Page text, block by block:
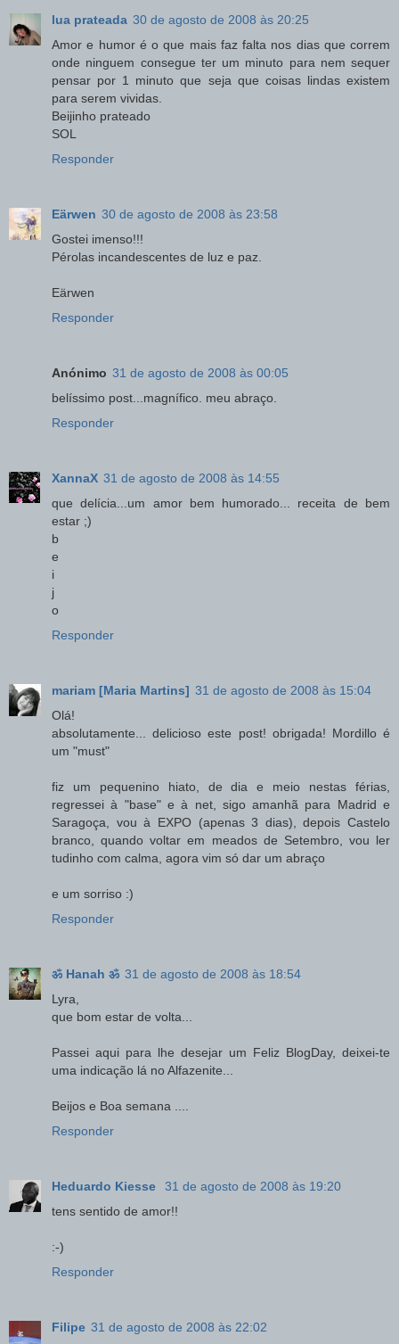
lua prateada 30 de agosto de 2008 às 20:25
Amor e humor é o que mais faz falta nos dias que correm
onde ninguem consegue ter um minuto para nem sequer
pensar por 1 minuto que seja que coisas lindas existem
para serem vividas.
Beijinho prateado
SOL
Responder
Eärwen 30 de agosto de 2008 às 23:58
Gostei imenso!!!
Pérolas incandescentes de luz e paz.
Eärwen
Responder
Anónimo 31 de agosto de 2008 às 00:05
belíssimo post...magnífico. meu abraço.
Responder
XannaX 31 de agosto de 2008 às 14:55
que delícia...um amor bem humorado... receita de bem
estar ;)
b
e
i
j
o
Responder
mariam [Maria Martins] 31 de agosto de 2008 às 15:04
Olá!
absolutamente... delicioso este post! obrigada! Mordillo é
um "must"
fiz um pequenino hiato, de dia e meio nestas férias,
regressei à "base" e à net, sigo amanhã para Madrid e
Saragoça, vou à EXPO (apenas 3 dias), depois Castelo
branco, quando voltar em meados de Setembro, vou ler
tudinho com calma, agora vim só dar um abraço
e um sorriso :)
Responder
ॐ Hanah ॐ 31 de agosto de 2008 às 18:54
Lyra,
que bom estar de volta...
Passei aqui para lhe desejar um Feliz BlogDay, deixei-te
uma indicação lá no Alfazenite...
Beijos e Boa semana ....
Responder
Heduardo Kiesse
31 de agosto de 2008 às 19:20
tens sentido de amor!!
:-)
Responder
Filipe 31 de agosto de 2008 às 22:02